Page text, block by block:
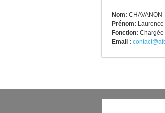
Nom: CHAVANON
Prénom: Laurence
Fonction: Chargée
Email :